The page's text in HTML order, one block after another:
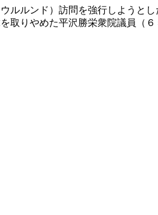
ルンド）訪問を強行しようと
りやめた平沢勝栄衆院議員（